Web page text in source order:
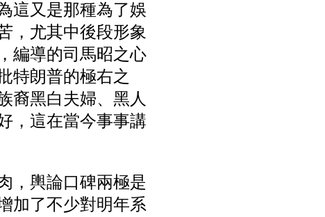
這又是那種為了娛
，尤其中後段形象
編導的司馬昭之心
特朗普的極右之
裔黑白夫婦、黑人
，這在當今事事講
，輿論口碑兩極是
加了不少對明年系